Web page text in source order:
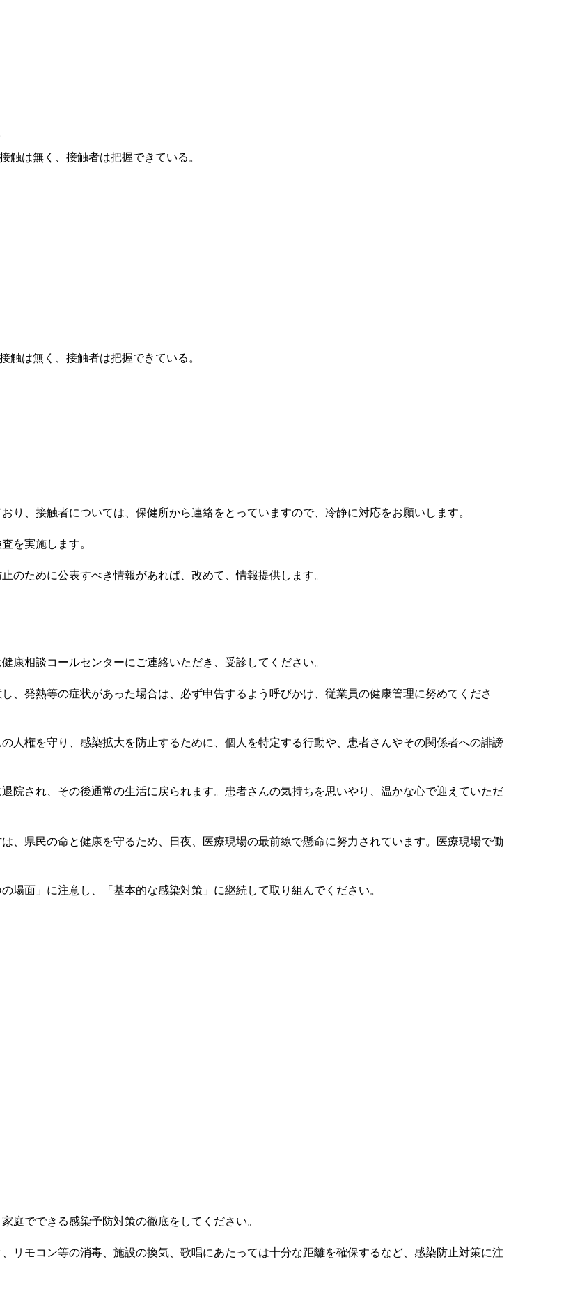
は無く、接触者は把握できている。
は無く、接触者は把握できている。
り、接触者については、保健所から連絡をとっていますので、冷静に対応をお願いします。
を実施します。
ために公表すべき情報があれば、改めて、情報提供します。
相談コールセンターにご連絡いただき、受診してください。
、発熱等の症状があった場合は、必ず申告するよう呼びかけ、従業員の健康管理に努めてくださ
人権を守り、感染拡大を防止するために、個人を特定する行動や、患者さんやその関係者への誹謗
院され、その後通常の生活に戻られます。患者さんの気持ちを思いやり、温かな心で迎えていただ
、県民の命と健康を守るため、日夜、医療現場の最前線で懸命に努力されています。医療現場で働
面」に注意し、「基本的な感染対策」に継続して取り組んでください。
庭でできる感染予防対策の徹底をしてください。
リモコン等の消毒、施設の換気、歌唱にあたっては十分な距離を確保するなど、感染防止対策に注